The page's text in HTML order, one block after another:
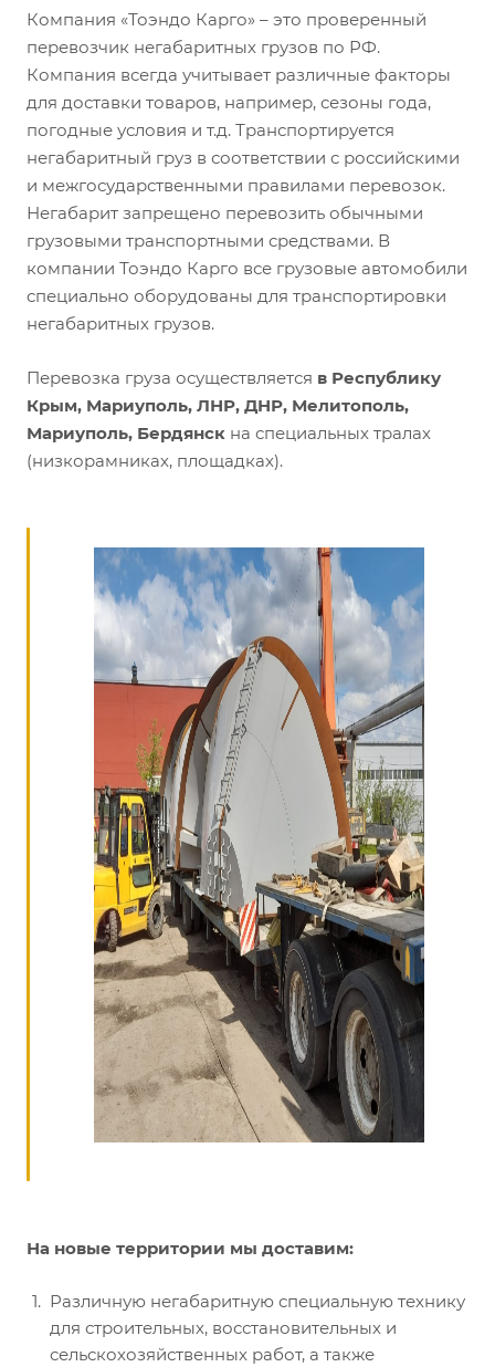
Компания «Тоэндо Карго» – это проверенный
перевозчик негабаритных грузов по РФ.
Компания всегда учитывает различные факторы
для доставки товаров, например, сезоны года,
погодные условия и т.д. Транспортируется
негабаритный груз в соответствии с российскими
и межгосударственными правилами перевозок.
Негабарит запрещено перевозить обычными
грузовыми транспортными средствами. В
компании Тоэндо Карго все грузовые автомобили
специально оборудованы для транспортировки
негабаритных грузов.
Перевозка груза осуществляется в Республику
Крым, Мариуполь, ЛНР, ДНР, Мелитополь,
Мариуполь, Бердянск на специальных тралах
(низкорамниках, площадках).
На новые территории мы доставим:
Различную негабаритную специальную технику
для строительных, восстановительных и
сельскохозяйственных работ, а также